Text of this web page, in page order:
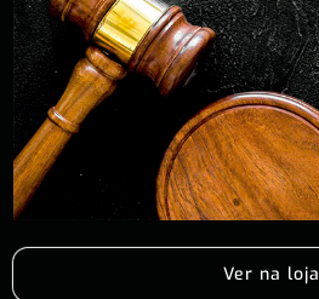
Ver na loja